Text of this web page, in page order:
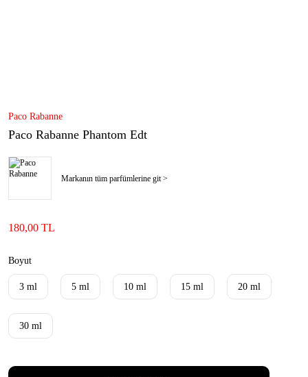
Paco Rabanne
Paco Rabanne Phantom Edt
Markanın tüm parfümlerine git >
180,00 TL
Boyut
3 ml 5 ml 10 ml 15 ml 20 ml
30 ml